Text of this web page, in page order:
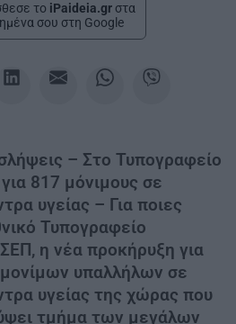
το iPaideia.gr στα
σου στη Google
– Στο Τυπογραφείο
817 μόνιμους σε
υγείας – Για ποιες
Τυπογραφείο
η νέα προκήρυξη για
υπαλλήλων σε
υγείας της χώρας που
τμήμα των μεγάλων